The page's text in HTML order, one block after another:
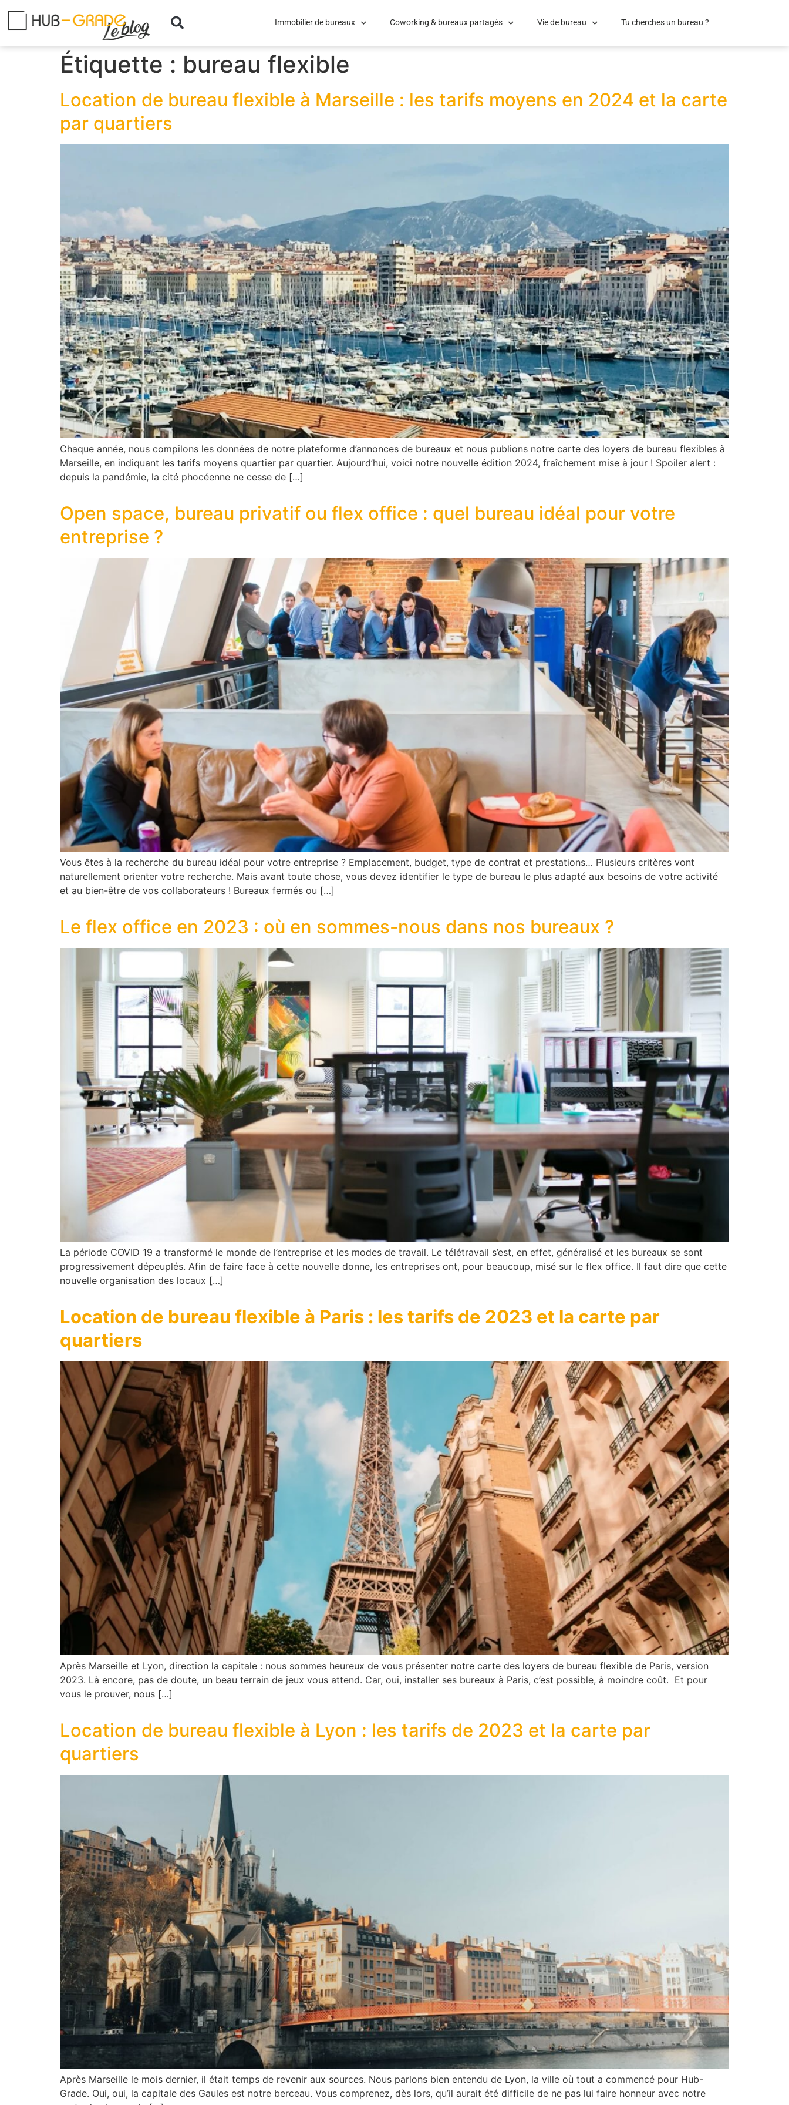
Immobilier de bureaux Coworking & bureaux partagés Vie de bureau Tu cherches un bureau ?
Étiquette : bureau flexible
Location de bureau flexible à Marseille : les tarifs moyens en 2024 et la carte
par quartiers
Chaque année, nous compilons les données de notre plateforme d’annonces de bureaux et nous publions notre carte des loyers de bureau flexibles à
Marseille, en indiquant les tarifs moyens quartier par quartier. Aujourd’hui, voici notre nouvelle édition 2024, fraîchement mise à jour ! Spoiler alert :
depuis la pandémie, la cité phocéenne ne cesse de […]
Open space, bureau privatif ou flex office : quel bureau idéal pour votre
entreprise ?
Vous êtes à la recherche du bureau idéal pour votre entreprise ? Emplacement, budget, type de contrat et prestations… Plusieurs critères vont
naturellement orienter votre recherche. Mais avant toute chose, vous devez identifier le type de bureau le plus adapté aux besoins de votre activité
et au bien-être de vos collaborateurs ! Bureaux fermés ou […]
Le flex office en 2023 : où en sommes-nous dans nos bureaux ?
La période COVID 19 a transformé le monde de l’entreprise et les modes de travail. Le télétravail s’est, en effet, généralisé et les bureaux se sont
progressivement dépeuplés. Afin de faire face à cette nouvelle donne, les entreprises ont, pour beaucoup, misé sur le flex office. Il faut dire que cette
nouvelle organisation des locaux […]
Location de bureau flexible à Paris : les tarifs de 2023 et la carte par
quartiers
Après Marseille et Lyon, direction la capitale : nous sommes heureux de vous présenter notre carte des loyers de bureau flexible de Paris, version
2023. Là encore, pas de doute, un beau terrain de jeux vous attend. Car, oui, installer ses bureaux à Paris, c’est possible, à moindre coût. Et pour
vous le prouver, nous […]
Location de bureau flexible à Lyon : les tarifs de 2023 et la carte par
quartiers
Après Marseille le mois dernier, il était temps de revenir aux sources. Nous parlons bien entendu de Lyon, la ville où tout a commencé pour Hub-
Grade. Oui, oui, la capitale des Gaules est notre berceau. Vous comprenez, dès lors, qu’il aurait été difficile de ne pas lui faire honneur avec notre